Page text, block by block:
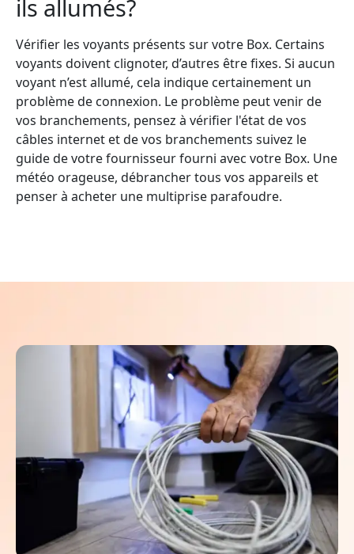
ils allumés?
Vérifier les voyants présents sur votre Box. Certains
voyants doivent clignoter, d’autres être fixes. Si aucun
voyant n’est allumé, cela indique certainement un
problème de connexion. Le problème peut venir de
vos branchements, pensez à vérifier l'état de vos
câbles internet et de vos branchements suivez le
guide de votre fournisseur fourni avec votre Box. Une
météo orageuse, débrancher tous vos appareils et
penser à acheter une multiprise parafoudre.